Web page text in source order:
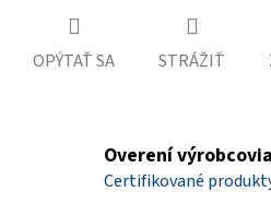
OPÝTAŤ SA STRÁŽIŤ
Overení výrobcovia
Certifikované